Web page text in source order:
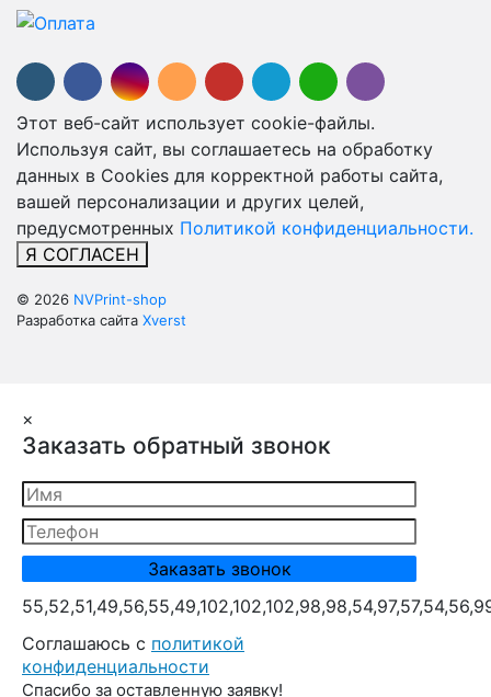
Этот веб-сайт использует cookie-файлы.
Используя сайт, вы соглашаетесь на обработку
данных в Cookies для корректной работы сайта,
вашей персонализации и других целей,
предусмотренных Политикой конфиденциальности.
Я СОГЛАСЕН
© 2026 NVPrint-shop
Разработка сайта Xverst
×
Заказать обратный звонок
Cоглашаюсь с политикой
конфиденциальности
Спасибо за оставленную заявку!